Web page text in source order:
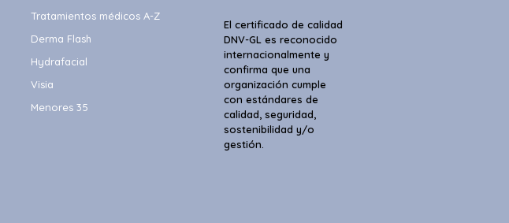
Tratamientos médicos A-Z
Derma Flash
Hydrafacial
Visia
Menores 35
El certificado de calidad
DNV-GL es reconocido
internacionalmente y
confirma que una
organización cumple
con estándares de
calidad, seguridad,
sostenibilidad y/o
gestión.